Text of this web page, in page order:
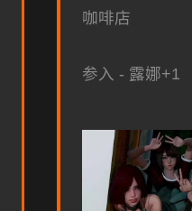
咖啡店
参入 - 露娜+1